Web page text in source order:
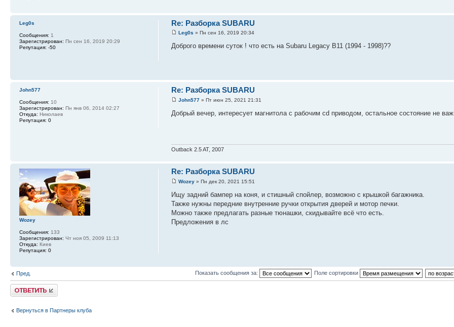
Re: Разборка SUBARU
Leg0s » Пн сен 16, 2019 20:34
Доброго времени суток ! что есть на Subaru Legacy B11 (1994 - 1998)??
Leg0s
Сообщения: 1
Зарегистрирован: Пн сен 16, 2019 20:29
Репутация: -50
Re: Разборка SUBARU
John577 » Пт июн 25, 2021 21:31
Добрый вечер, интересует магнитола с рабочим cd приводом, остальное состояние не
Outback 2.5 AT, 2007
John577
Сообщения: 10
Зарегистрирован: Пн янв 06, 2014 02:27
Откуда: Николаев
Репутация: 0
Re: Разборка SUBARU
Wozey » Пн дек 20, 2021 15:51
Ищу задний бампер на коня, и стишный спойлер, возможно с крышкой багажника.
Также нужны передние внутренние ручки открытия дверей и мотор печки.
Можно также предлагать разные тюнашки, скидывайте всё что есть.
Предложения в лс
Wozey
Сообщения: 133
Зарегистрирован: Чт ноя 05, 2009 11:13
Откуда: Киев
Репутация: 0
Пред. Показать сообщения за: Поле сортировки
Ответить
Вернуться в Партнеры клуба